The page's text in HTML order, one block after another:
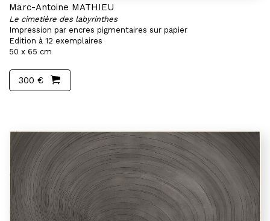
Marc-Antoine MATHIEU
Le cimetière des labyrinthes
Impression par encres pigmentaires sur papier
Edition à 12 exemplaires
50 x 65 cm
300 €